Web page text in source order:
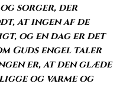
sorger, der
at ingen af de
og en dag er det
Guds engel taler
er, at den glæde
og varme og